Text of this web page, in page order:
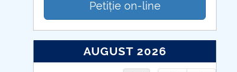
Petiție on-line
AUGUST 2026